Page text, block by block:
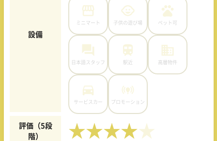
設備
ミニマート 子供の遊び場 ペット可
日本語スタッフ 駅近 高層物件
サービスカー プロモーション
評価（5段
階）
★★★★